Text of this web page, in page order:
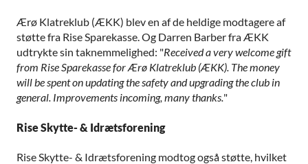
Ærø Klatreklub (ÆKK) blev en af de heldige modtagere af
støtte fra Rise Sparekasse. Og Darren Barber fra ÆKK
udtrykte sin taknemmelighed: "Received a very welcome gift
from Rise Sparekasse for Ærø Klatreklub (ÆKK). The money
will be spent on updating the safety and upgrading the club in
general. Improvements incoming, many thanks."
Rise Skytte- & Idrætsforening
Rise Skytte- & Idrætsforening modtog også støtte, hvilket